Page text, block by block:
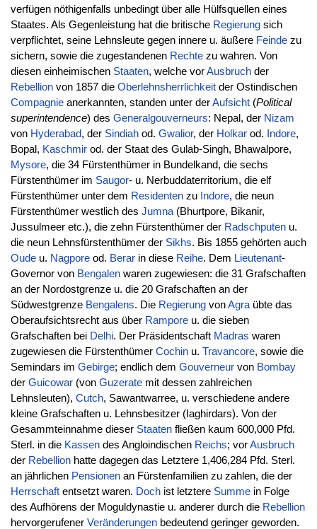
verfügen nöthigenfalls unbedingt über alle Hülfsquellen eines
Staates. Als Gegenleistung hat die britische Regierungsich
verpflichtet, seine Lehnsleute gegen innere u. äußere Feindezu
sichern, sowie die zugestandenen Rechtezu wahren. Von
diesen einheimischen Staaten, welche vorAusbruchder
Rebellionvon 1857 die Oberlehnsherrlichkeitder Ostindischen
Compagnieanerkannten, standen unter derAufsicht(Political
superintendence) des Generalgouverneurs: Nepal, der Nizam
von Hyderabad, der Sindiahod. Gwalior, der Holkarod. Indore,
Bopal, Kaschmirod. der Staat des Gulab-Singh, Bhawalpore,
Mysore, die 34 Fürstenthümer in Bundelkand, die sechs
Fürstenthümer im Saugor- u. Nerbuddaterritorium, die elf
Fürstenthümer unter dem Residentenzu Indore, die neun
Fürstenthümer westlich des Jumna(Bhurtpore, Bikanir,
Jussulmeer etc.), die zehn Fürstenthümer der Radschputenu.
die neun Lehnsfürstenthümer der Sikhs. Bis 1855 gehörten auch
Oudeu. Nagporeod. Berarin diese Reihe. Dem Lieutenant-
Governor von Bengalenwaren zugewiesen: die 31 Grafschaften
an der Nordostgrenze u. die 20 Grafschaften an der
Südwestgrenze Bengalens. Die RegierungvonAgraübte das
Oberaufsichtsrecht aus über Ramporeu. die sieben
Grafschaften bei Delhi. Der Präsidentschaft Madras waren
zugewiesen die Fürstenthümer Cochinu. Travancore, sowie die
Semindars im Gebirge; endlich dem Gouverneurvon Bombay
der Guicowar(von Guzeratemit dessen zahlreichen
Lehnsleuten), Cutch, Sawantwarree, u. verschiedene andere
kleine Grafschaften u. Lehnsbesitzer (Iaghirdars). Von der
Gesammteinnahme dieser Staatenfließen kaum 600,000 Pfd.
Sterl. in die Kassendes Angloindischen Reichs; vorAusbruch
der Rebellionhatte dagegen das Letztere 1,406,284 Pfd. Sterl.
an jährlichen Pensionenan Fürstenfamilien zu zahlen, die der
Herrschaftentsetzt waren. Dochist letztere Summein Folge
des Aufhörens der Moguldynastie u. anderer durch die Rebellion
hervorgerufener Veränderungenbedeutend geringer geworden.